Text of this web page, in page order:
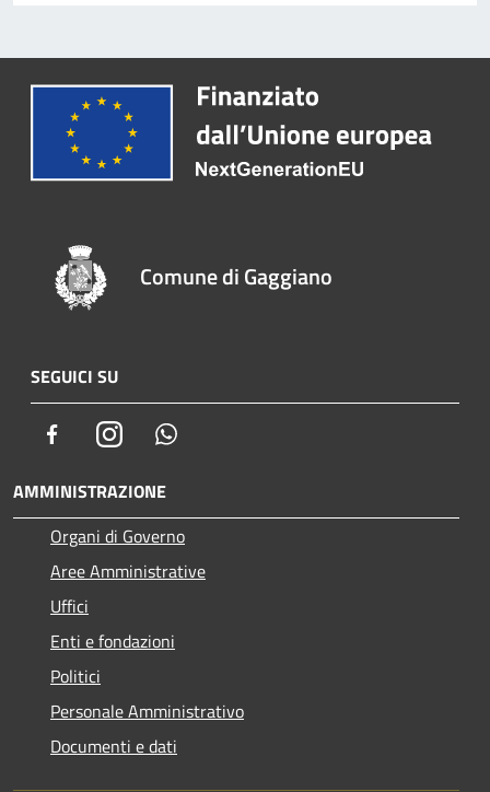
Comune di Gaggiano
SEGUICI SU
FacebookInstagram
AMMINISTRAZIONE
Organi di Governo
Aree Amministrative
Uffici
Enti e fondazioni
Politici
Personale Amministrativo
Documenti e dati